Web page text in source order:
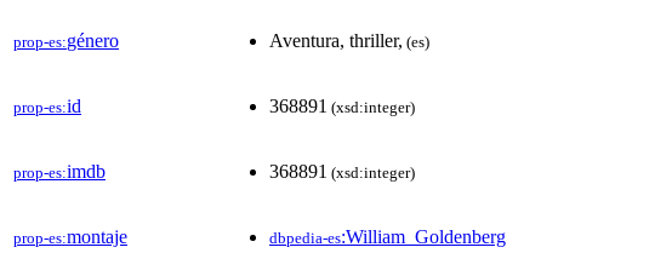
prop-es:género Aventura, thriller, (es)
prop-es:id 368891 (xsd:integer)
prop-es:imdb 368891 (xsd:integer)
prop-es:montaje dbpedia-es:William_Goldenberg